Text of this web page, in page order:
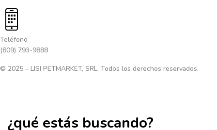
Teléfono
(809) 793-9888
© 2025 – LISI PETMARKET, SRL. Todos los derechos reservados.
¿qué estás buscando?